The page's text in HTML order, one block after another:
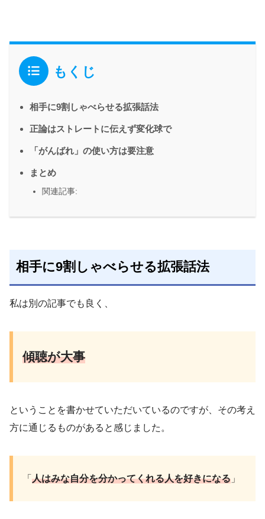
もくじ
相手に9割しゃべらせる拡張話法
正論はストレートに伝えず変化球で
「がんばれ」の使い方は要注意
まとめ
関連記事:
相手に9割しゃべらせる拡張話法
私は別の記事でも良く、
傾聴が大事
ということを書かせていただいているのですが、その考え
方に通じるものがあると感じました。
「 人はみな自分を分かってくれる人を好きになる 」